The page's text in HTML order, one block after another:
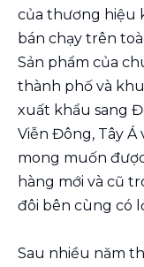
của thương hiệu
bán chạy trên
Sản phẩm của
thành phố và
xuất khẩu sang
Viễn Đông, Tây Á
mong muốn
hàng mới và cũ
đôi bên cùng có
Sau nhiều năm